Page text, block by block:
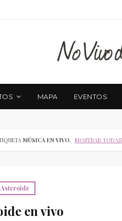
MAPA EVENTOS
MÚSICA EN VIVO. MOSTRAR
Asteroide
en vivo